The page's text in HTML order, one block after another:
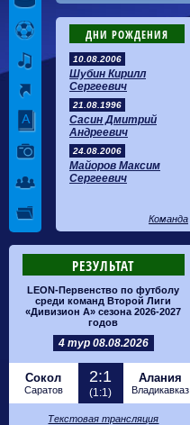
ДНИ РОЖДЕНИЯ
10.08.2006
Шубин Кирилл
Сергеевич
21.08.1996
Сасин Дмитрий
Андреевич
24.08.2006
Майоров Максим
Сергеевич
Команда
РЕЗУЛЬТАТ
LEON-Первенство по футболу
среди команд Второй Лиги
«Дивизион А» сезона 2026-2027
годов
4 тур 08.08.2026
Сокол
Саратов
2:1
(1:1)
Алания
Владикавказ
Текстовая трансляция